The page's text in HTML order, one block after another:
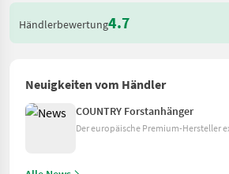
Händlerbewertung4.7
Neuigkeiten vom Händler
COUNTRY Forstanhänger
Der europäische Premium-Hersteller